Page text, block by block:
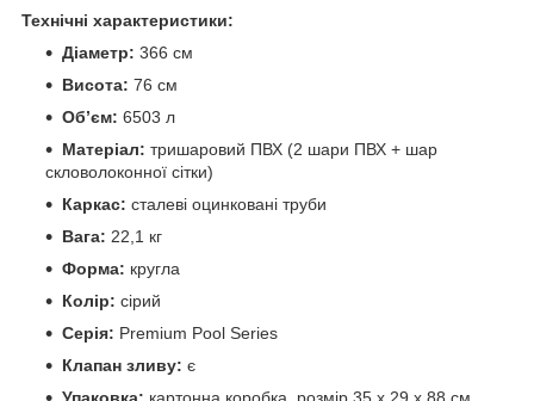
Технічні характеристики:
Діаметр: 366 см
Висота: 76 см
Обʼєм: 6503 л
Матеріал: тришаровий ПВХ (2 шари ПВХ + шар
скловолоконної сітки)
Каркас: сталеві оцинковані труби
Вага: 22,1 кг
Форма: кругла
Колір: сірий
Серія: Premium Pool Series
Клапан зливу: є